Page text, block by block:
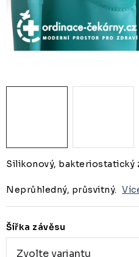
ZDRAVOTNICKÁ LEHÁTKA
Silikonový, bakteriostatický
Neprůhledný, průsvitný.
Šířka závěsu